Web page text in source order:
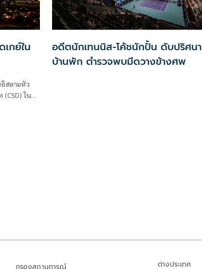
กย์ใน
อิสลามหัว
(CSD) ใน
อดีตนักเทนนิส-โค้ชนักปั้น ดับปริศน
บ้านพัก ตำรวจพบมีดวางข้างศพ
กรองสถานการณ์ ต่างประเทศ